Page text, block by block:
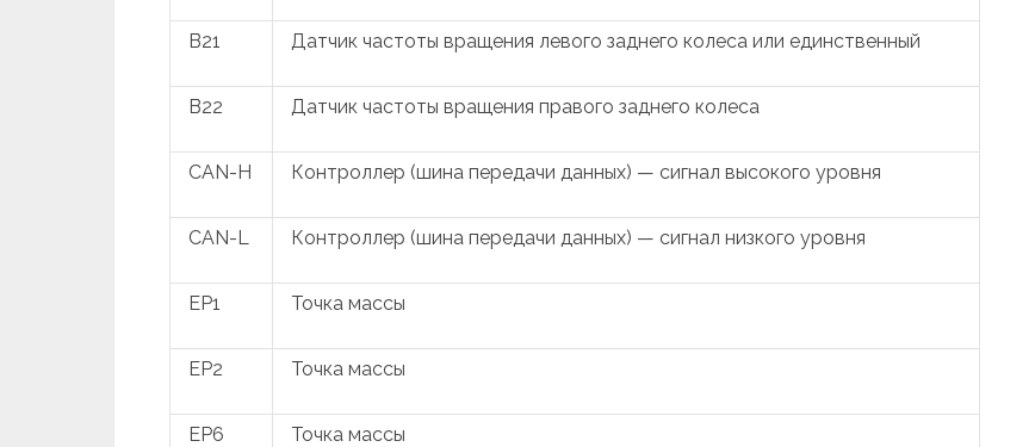
B21 Датчик частоты вращения левого заднего колеса или единственный
B22 Датчик частоты вращения правого заднего колеса
CAN-H Контроллер (шина передачи данных) — сигнал высокого уровня
CAN-L Контроллер (шина передачи данных) — сигнал низкого уровня
EP1 Точка массы
EP2 Точка массы
EP6 Точка массы